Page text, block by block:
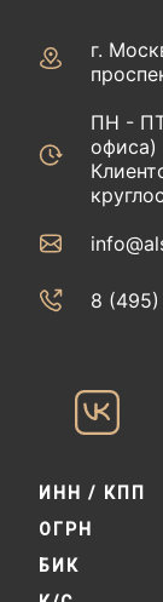
г.
ПН -
офиса)
8 (495)
ИНН / КПП
ОГРН
БИК